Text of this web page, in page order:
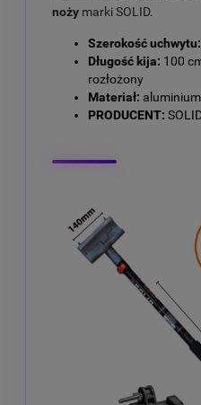
noży marki SOLID.
Szerokość uchwytu:
Długość kija: 100
rozłożony
Materiał:
PRODUCENT: